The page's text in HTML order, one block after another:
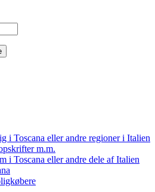
i Toscana eller andre regioner i Italien
m.m.
i Toscana eller andre dele af Italien